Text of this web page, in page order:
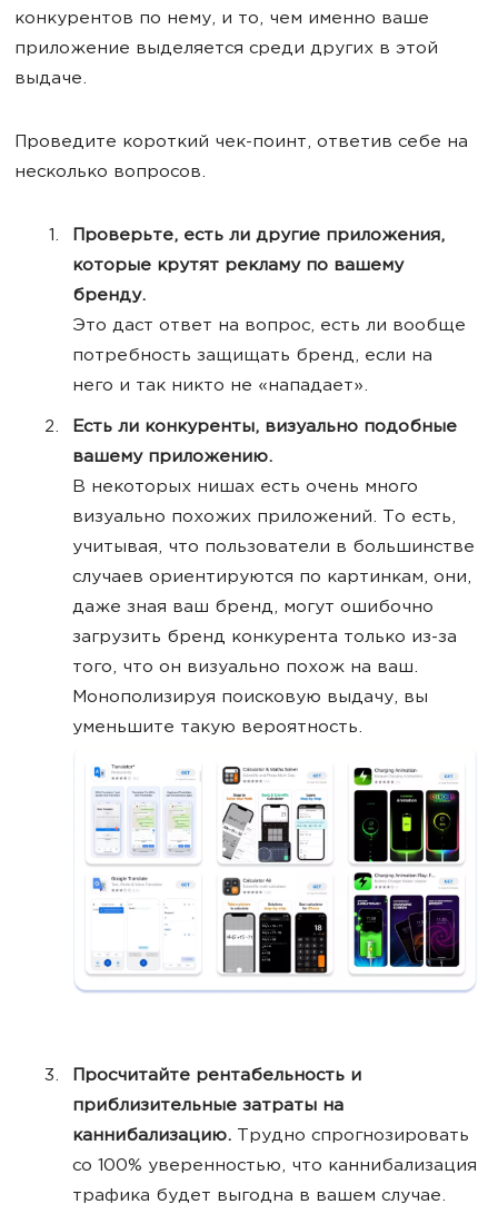
конкурентов по нему, и то, чем именно ваше
приложение выделяется среди других в этой
выдаче.
Проведите короткий чек-поинт, ответив себе на
несколько вопросов.
Проверьте, есть ли другие приложения,
которые крутят рекламу по вашему
бренду.
Это даст ответ на вопрос, есть ли вообще
потребность защищать бренд, если на
него и так никто не «нападает».
Есть ли конкуренты, визуально подобные
вашему приложению.
В некоторых нишах есть очень много
визуально похожих приложений. То есть,
учитывая, что пользователи в большинстве
случаев ориентируются по картинкам, они,
даже зная ваш бренд, могут ошибочно
загрузить бренд конкурента только из-за
того, что он визуально похож на ваш.
Монополизируя поисковую выдачу, вы
уменьшите такую вероятность.
Просчитайте рентабельность и
приблизительные затраты на
каннибализацию. Трудно спрогнозировать
со 100% уверенностью, что каннибализация
трафика будет выгодна в вашем случае.